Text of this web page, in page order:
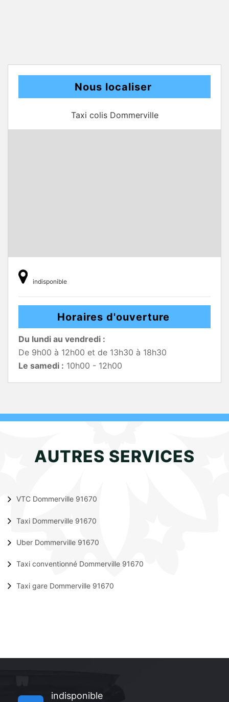
Nous localiser
Taxi colis Dommerville
indisponible
Horaires d'ouverture
Du lundi au vendredi :
De 9h00 à 12h00 et de 13h30 à 18h30
Le samedi : 10h00 - 12h00
AUTRES SERVICES
VTC Dommerville 91670
Taxi Dommerville 91670
Uber Dommerville 91670
Taxi conventionné Dommerville 91670
Taxi gare Dommerville 91670
indisponible